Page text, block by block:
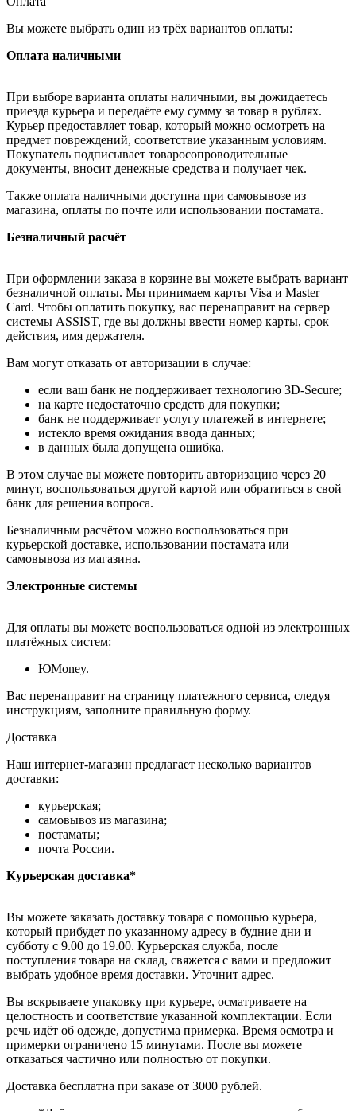
Вы можете выбрать один из трёх вариантов оплаты:
Оплата наличными
При выборе варианта оплаты наличными, вы дожидаетесь
приезда курьера и передаёте ему сумму за товар в рублях.
Курьер предоставляет товар, который можно осмотреть на
предмет повреждений, соответствие указанным условиям.
Покупатель подписывает товаросопроводительные
документы, вносит денежные средства и получает чек.
Также оплата наличными доступна при самовывозе из
магазина, оплаты по почте или использовании постамата.
Безналичный расчёт
При оформлении заказа в корзине вы можете выбрать вариант
безналичной оплаты. Мы принимаем карты Visa и Master
Card. Чтобы оплатить покупку, вас перенаправит на сервер
системы ASSIST, где вы должны ввести номер карты, срок
действия, имя держателя.
Вам могут отказать от авторизации в случае:
если ваш банк не поддерживает технологию 3D-Secure;
на карте недостаточно средств для покупки;
банк не поддерживает услугу платежей в интернете;
истекло время ожидания ввода данных;
в данных была допущена ошибка.
В этом случае вы можете повторить авторизацию через 20
минут, воспользоваться другой картой или обратиться в свой
банк для решения вопроса.
Безналичным расчётом можно воспользоваться при
курьерской доставке, использовании постамата или
самовывоза из магазина.
Электронные системы
Для оплаты вы можете воспользоваться одной из электронных
платёжных систем:
ЮMoney.
Вас перенаправит на страницу платежного сервиса, следуя
инструкциям, заполните правильную форму.
Доставка
Наш интернет-магазин предлагает несколько вариантов
доставки:
курьерская;
самовывоз из магазина;
постаматы;
почта России.
Курьерская доставка*
Вы можете заказать доставку товара с помощью курьера,
который прибудет по указанному адресу в будние дни и
субботу с 9.00 до 19.00. Курьерская служба, после
поступления товара на склад, свяжется с вами и предложит
выбрать удобное время доставки. Уточнит адрес.
Вы вскрываете упаковку при курьере, осматриваете на
целостность и соответствие указанной комплектации. Если
речь идёт об одежде, допустима примерка. Время осмотра и
примерки ограничено 15 минутами. После вы можете
отказаться частично или полностью от покупки.
Доставка бесплатна при заказе от 3000 рублей.